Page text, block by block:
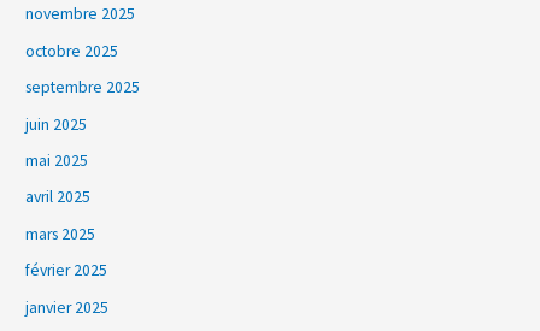
novembre 2025
octobre 2025
septembre 2025
juin 2025
mai 2025
avril 2025
mars 2025
février 2025
janvier 2025